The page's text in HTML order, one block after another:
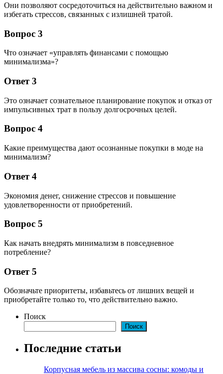
Они позволяют сосредоточиться на действительно важном и
избегать стрессов, связанных с излишней тратой.
Вопрос 3
Что означает «управлять финансами с помощью
минимализма»?
Ответ 3
Это означает сознательное планирование покупок и отказ от
импульсивных трат в пользу долгосрочных целей.
Вопрос 4
Какие преимущества дают осознанные покупки в моде на
минимализм?
Ответ 4
Экономия денег, снижение стрессов и повышение
удовлетворенности от приобретений.
Вопрос 5
Как начать внедрять минимализм в повседневное
потребление?
Ответ 5
Обозначьте приоритеты, избавьтесь от лишних вещей и
приобретайте только то, что действительно важно.
Поиск
Поиск
Последние статьи
Корпусная мебель из массива сосны: комоды и